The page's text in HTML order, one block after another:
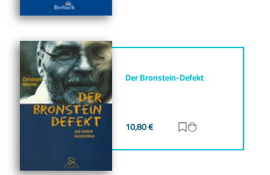
Der Bronstein-Defekt
10,80€ Zur Merkliste